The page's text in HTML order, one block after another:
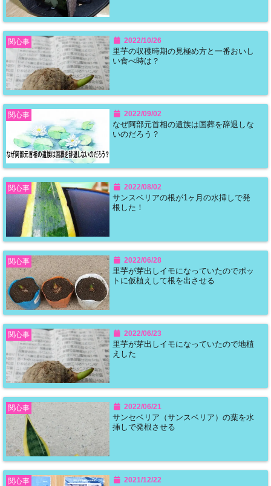
関心事
2022/10/26
里芋の収穫時期の見極め方と一番おいし
い食べ時は？
関心事
2022/09/02
なぜ阿部元首相の遺族は国葬を辞退しな
いのだろう？
関心事
2022/08/02
サンスベリアの根が1ヶ月の水挿しで発
根した！
関心事
2022/06/28
里芋が芽出しイモになっていたのでポッ
トに仮植えして根を出させる
関心事
2022/06/23
里芋が芽出しイモになっていたので地植
えした
関心事
2022/06/21
サンセベリア（サンスベリア）の葉を水
挿しで発根させる
関心事
2021/12/22